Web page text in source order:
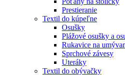
Prestieranie
Textil do kúpeľne
Osušky
Plážové osušky a
Rukavice na
Sprchové závesy
Uteráky
Textil do obývačky